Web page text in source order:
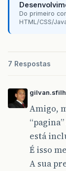
Do primeiro
HTML/CSS/
7 Respostas
Amigo,
está
É isso
A sua